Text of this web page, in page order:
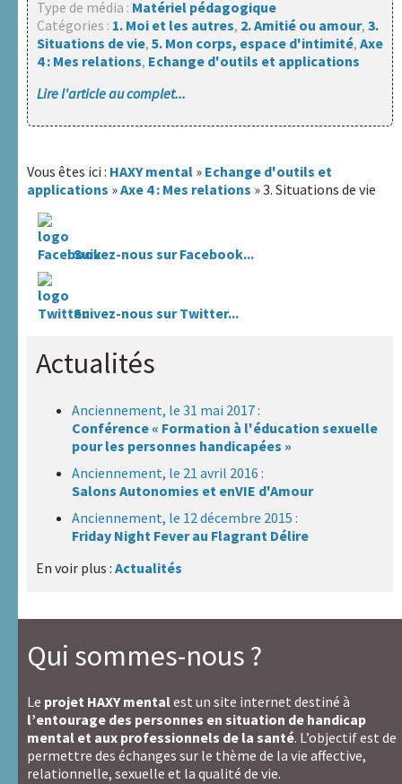
Handicaps
&
Sexualités
moteur
Réseau
HAXY
Type de média : Matériel pédagogique
Catégories : 1. Moi et les autres, 2. Amitié ou amour, 3.
Situations de vie, 5. Mon corps, espace d'intimité, Axe
4 : Mes relations, Echange d'outils et applications
Lire l'article au complet...
Vous êtes ici : HAXY mental » Echange d'outils et
applications »Axe 4 : Mes relations » 3. Situations de vie
Suivez-nous sur Facebook...
Suivez-nous sur Twitter...
Actualités
Anciennement, le 31 mai 2017 :
Conférence « Formation à l'éducation sexuelle
pour les personnes handicapées »
Anciennement, le 21 avril 2016 :
Salons Autonomies et enVIE d'Amour
Anciennement, le 12 décembre 2015 :
Friday Night Fever au Flagrant Délire
En voir plus : Actualités
Qui sommes-nous ?
Le projet HAXY mentalest un site internet destiné à
l’entourage des personnes en situation de handicap
mental et aux professionnels de la santé. L’objectif est de
permettre des échanges sur le thème de la vie affective,
relationnelle, sexuelle et la qualité de vie.